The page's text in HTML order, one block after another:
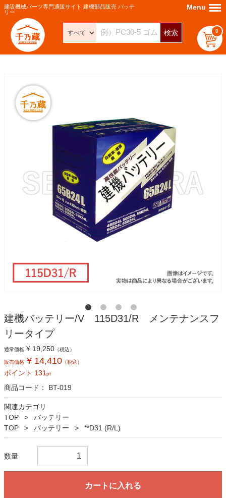
建設機械パーツ専門通販サイト 建機部品販売 バッテ
リー
検索 0
Menu Menu
建機バッテリー/V 115D31/R メンテナンスフ
リータイプ
通常価格 ¥ 19,250 （税込）
販売価格 ¥ 14,410 （税込）
ポイント 131 pt
商品コード： BT-019
関連カテゴリ
TOP
バッテリー
TOP
バッテリー **D31 (R/L)
数量
カートに入れる